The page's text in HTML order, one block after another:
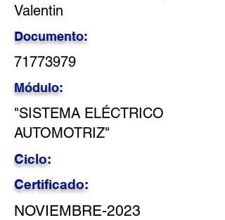
Valentin
Documento:
71773979
Módulo:
"SISTEMA ELÉCTRICO
AUTOMOTRIZ"
Ciclo:
Certificado:
NOVIEMBRE-2023